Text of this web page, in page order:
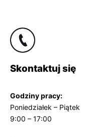
Skontaktuj się
Godziny pracy:
Poniedziałek – Piątek
9:00 – 17:00